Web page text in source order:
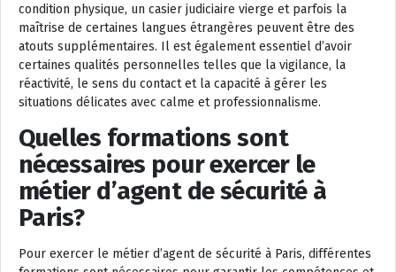
condition physique, un casier judiciaire vierge et parfois la
maîtrise de certaines langues étrangères peuvent être des
atouts supplémentaires. Il est également essentiel d’avoir
certaines qualités personnelles telles que la vigilance, la
réactivité, le sens du contact et la capacité à gérer les
situations délicates avec calme et professionnalisme.
Quelles formations sont
nécessaires pour exercer le
métier d’agent de sécurité à
Paris?
Pour exercer le métier d’agent de sécurité à Paris, différentes